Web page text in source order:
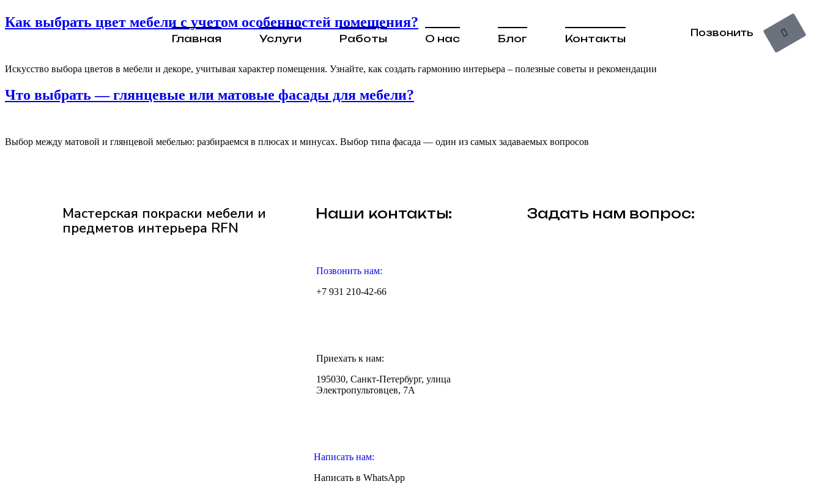
Главная Услуги Работы О нас Блог Контакты Позвонить
Как выбрать цвет мебели с учетом особенностей помещения?
Искусство выбора цветов в мебели и декоре, учитывая характер помещения. Узнайте, как создать гармонию интерьера – полезные советы и рекомендации
Что выбрать — глянцевые или матовые фасады для мебели?
Выбор между матовой и глянцевой мебелью: разбираемся в плюсах и минусах. Выбор типа фасада — один из самых задаваемых вопросов
Мастерская покраски мебели и
предметов интерьера RFN
Наши контакты:
Позвонить нам:
+7 931 210-42-66
Приехать к нам:
195030, Санкт-Петербург, улица
Электропультовцев, 7А
Написать нам:
Написать в WhatsApp
Задать нам вопрос: